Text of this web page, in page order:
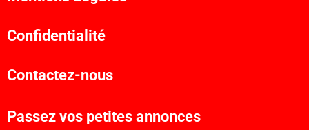
Confidentialité
Contactez-nous
Passez vos petites annonces